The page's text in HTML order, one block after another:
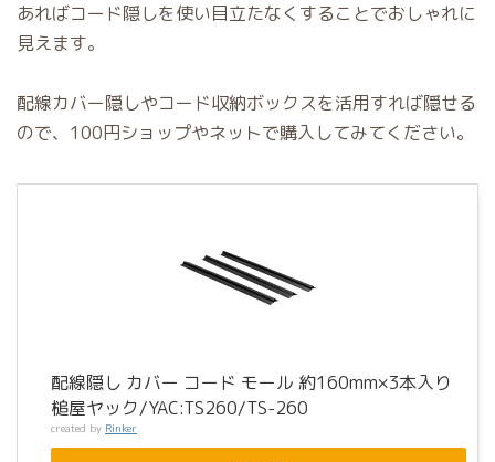
あればコード隠しを使い目立たなくすることでおしゃれに
見えます。
配線カバー隠しやコード収納ボックスを活用すれば隠せる
ので、100円ショップやネットで購入してみてください。
配線隠し カバー コード モール 約160mm×3本入り
槌屋ヤック/YAC:TS260/TS-260
created by Rinker